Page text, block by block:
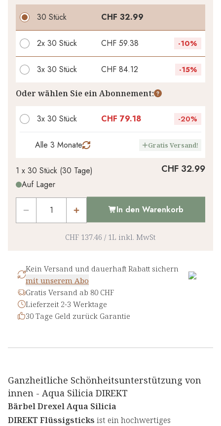
30 Stück CHF 32.99
2x 30 Stück CHF 59.38 -10%
3x 30 Stück CHF 84.12 -15%
Ihr persönlicher Rabatt
1 CHF 0.00
Oder wählen Sie ein Abonnement:
3x 30 Stück CHF 79.18 -20%
Alle 3 Monate Gratis Versand!
1 x 30 Stück (30 Tage)
Auf Lager
CHF 32.99
In den Warenkorb
CHF 137.46 / 1L inkl. MwSt
Kein Versand und dauerhaft Rabatt sichern
mit unserem Abo
Gratis Versand ab 80 CHF
Lieferzeit 2-3 Werktage
30 Tage Geld zurück Garantie
Ganzheitliche Schönheitsunterstützung von
innen - Aqua Silicia DIREKT
Bärbel Drexel Aqua Silicia
DIREKT Flüssigsticks ist ein hochwertiges